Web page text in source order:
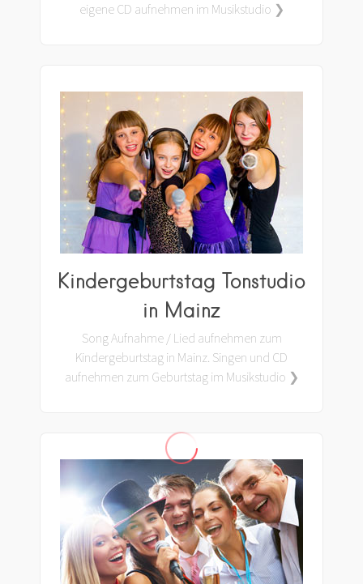
eigene CD aufnehmen im Musikstudio ❯
Kindergeburtstag Tonstudio
in Mainz
Song Aufnahme / Lied aufnehmen zum
Kindergeburtstag in Mainz. Singen und CD
aufnehmen zum Geburtstag im Musikstudio ❯